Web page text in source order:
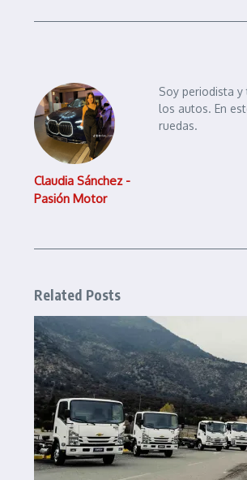
Claudia Sánchez -
Pasión Motor
Soy periodista
los autos. En
ruedas.
Related Posts